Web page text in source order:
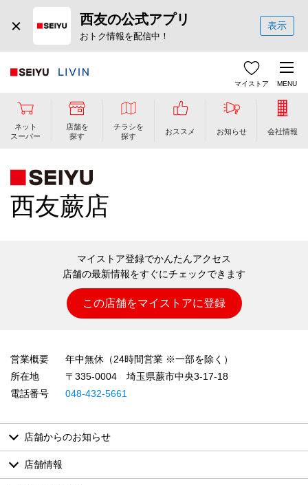
西友の公式アプリ
おトク情報を配信中！
表示
マイストア MENU
ネット
スーパー
店舗を
探す
チラシを
探す
おススメ お知らせ 会社情報
西友蕨店
マイストア登録でかんたんアクセス
店舗の最新情報をすぐにチェックできます
この店舗をマイストアに登録
営業概要
年中無休（24時間営業 ※一部を除く）
所在地
〒335-0004 埼玉県蕨市中央3-17-18
電話番号
048-432-5661
店舗からのお知らせ
店舗情報